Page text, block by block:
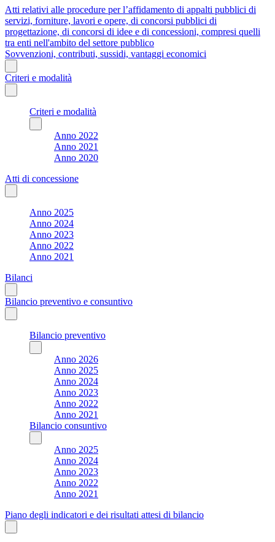
Atti relativi alle procedure per l’affidamento di appalti pubblici di
servizi, forniture, lavori e opere, di concorsi pubblici di
progettazione, di concorsi di idee e di concessioni, compresi quelli
tra enti nell'ambito del settore pubblico
Sovvenzioni, contributi, sussidi, vantaggi economici
Criteri e modalità
Criteri e modalità
Anno 2022
Anno 2021
Anno 2020
Atti di concessione
Anno 2025
Anno 2024
Anno 2023
Anno 2022
Anno 2021
Bilanci
Bilancio preventivo e consuntivo
Bilancio preventivo
Anno 2026
Anno 2025
Anno 2024
Anno 2023
Anno 2022
Anno 2021
Bilancio consuntivo
Anno 2025
Anno 2024
Anno 2023
Anno 2022
Anno 2021
Piano degli indicatori e dei risultati attesi di bilancio